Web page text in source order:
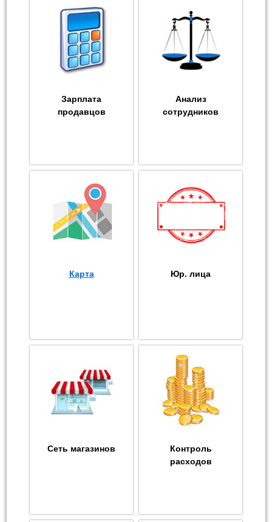
Зарплата
продавцов
Анализ
сотрудников
Карта Юр. лица
Сеть магазинов
Контроль
расходов